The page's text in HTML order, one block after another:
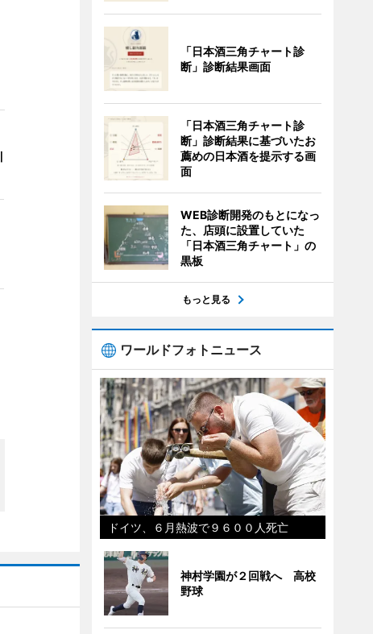
「日本酒三角チャート診
断」診断結果画面
「日本酒三角チャート診
断」診断結果に基づいたお
薦めの日本酒を提示する画
面
WEB診断開発のもとになっ
た、店頭に設置していた
「日本酒三角チャート」の
黒板
もっと見る
ワールドフォトニュース
ドイツ、６月熱波で９６００人死亡
神村学園が２回戦へ 高校
野球